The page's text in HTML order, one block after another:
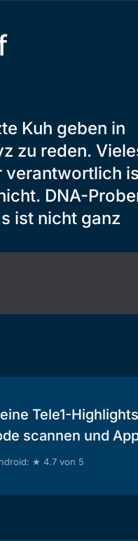
Kuh geben in
zu reden.
verantwortlich
DNA-
ist nicht ganz
Tele1-
scannen und
★ 4.7 von 5